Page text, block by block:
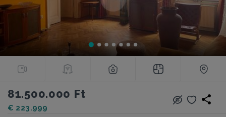
81.500.000 Ft
€ 223.999